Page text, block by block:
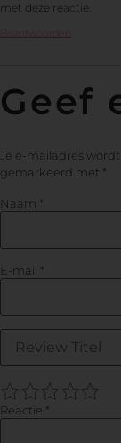
met deze reactie.
Beantwoorden
Geef
Je e-mailadres
gemarkeerd met *
Naam *
E-mail *
5
4
3
2
Reactie *